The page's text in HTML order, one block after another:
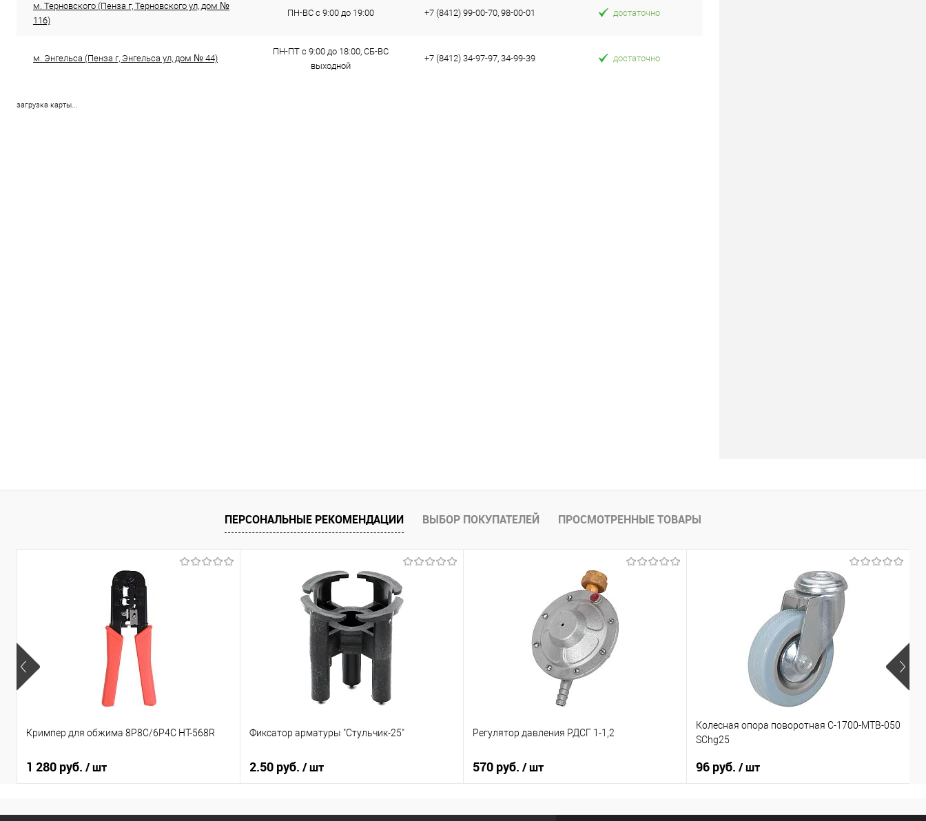
м. Терновского (Пенза г, Терновского ул, дом №
116)
ПН-ВС с 9:00 до 19:00 +7 (8412) 99-00-70, 98-00-01 достаточно
м. Энгельса (Пенза г, Энгельса ул, дом № 44)
ПН-ПТ с 9:00 до 18:00, СБ-ВС
выходной
+7 (8412) 34-97-97, 34-99-39 достаточно
загрузка карты...
ПЕРСОНАЛЬНЫЕ РЕКОМЕНДАЦИИ ВЫБОР ПОКУПАТЕЛЕЙ ПРОСМОТРЕННЫЕ ТОВАРЫ
Кримпер для обжима 8Р8С/6Р4С HT-568R
1 280 руб. / шт
Фиксатор арматуры "Стульчик-25"
2.50 руб. / шт
Регулятор давления РДСГ 1-1,2
570 руб. / шт
Колесная опора поворотная С-1700-МТВ-050
SChg25
96 руб. / шт